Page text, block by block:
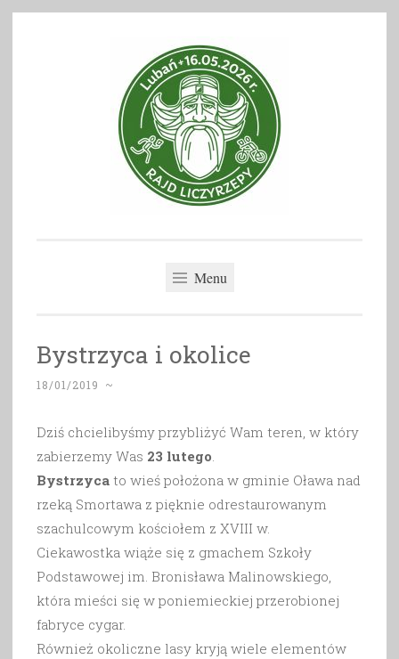
Menu
Bystrzyca i okolice
18/01/2019 ~
Dziś chcielibyśmy przybliżyć Wam teren, w który
zabierzemy Was 23 lutego.
Bystrzyca to wieś położona w gminie Oława nad
rzeką Smortawa z pięknie odrestaurowanym
szachulcowym kościołem z XVIII w.
Ciekawostka wiąże się z gmachem Szkoły
Podstawowej im. Bronisława Malinowskiego,
która mieści się w poniemieckiej przerobionej
fabryce cygar.
Również okoliczne lasy kryją wiele elementów